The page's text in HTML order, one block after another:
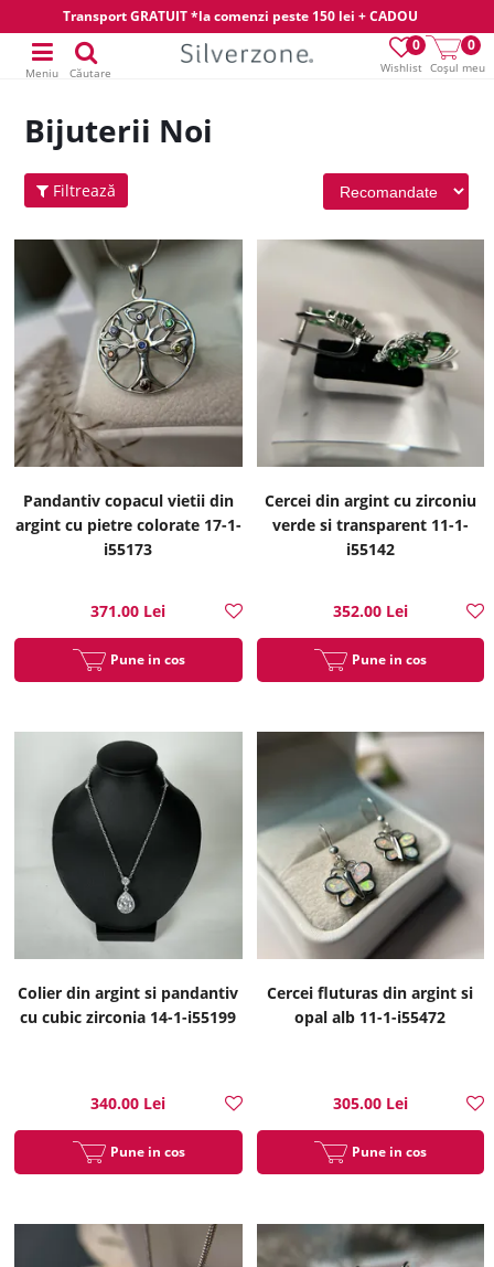
Transport GRATUIT *la comenzi peste 150 lei + CADOU
Wishlist
0
Coșul meu
0
Meniu Căutare
Bijuterii Noi
Filtrează
Pandantiv copacul vietii din
argint cu pietre colorate 17-1-
i55173
371.00 Lei
Pune in cos
Cercei din argint cu zirconiu
verde si transparent 11-1-
i55142
352.00 Lei
Pune in cos
Colier din argint si pandantiv
cu cubic zirconia 14-1-i55199
340.00 Lei
Pune in cos
Cercei fluturas din argint si
opal alb 11-1-i55472
305.00 Lei
Pune in cos